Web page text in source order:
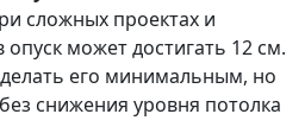
сложных проектах и
может достигать 12 см.
его минимальным, но
снижения уровня потолка